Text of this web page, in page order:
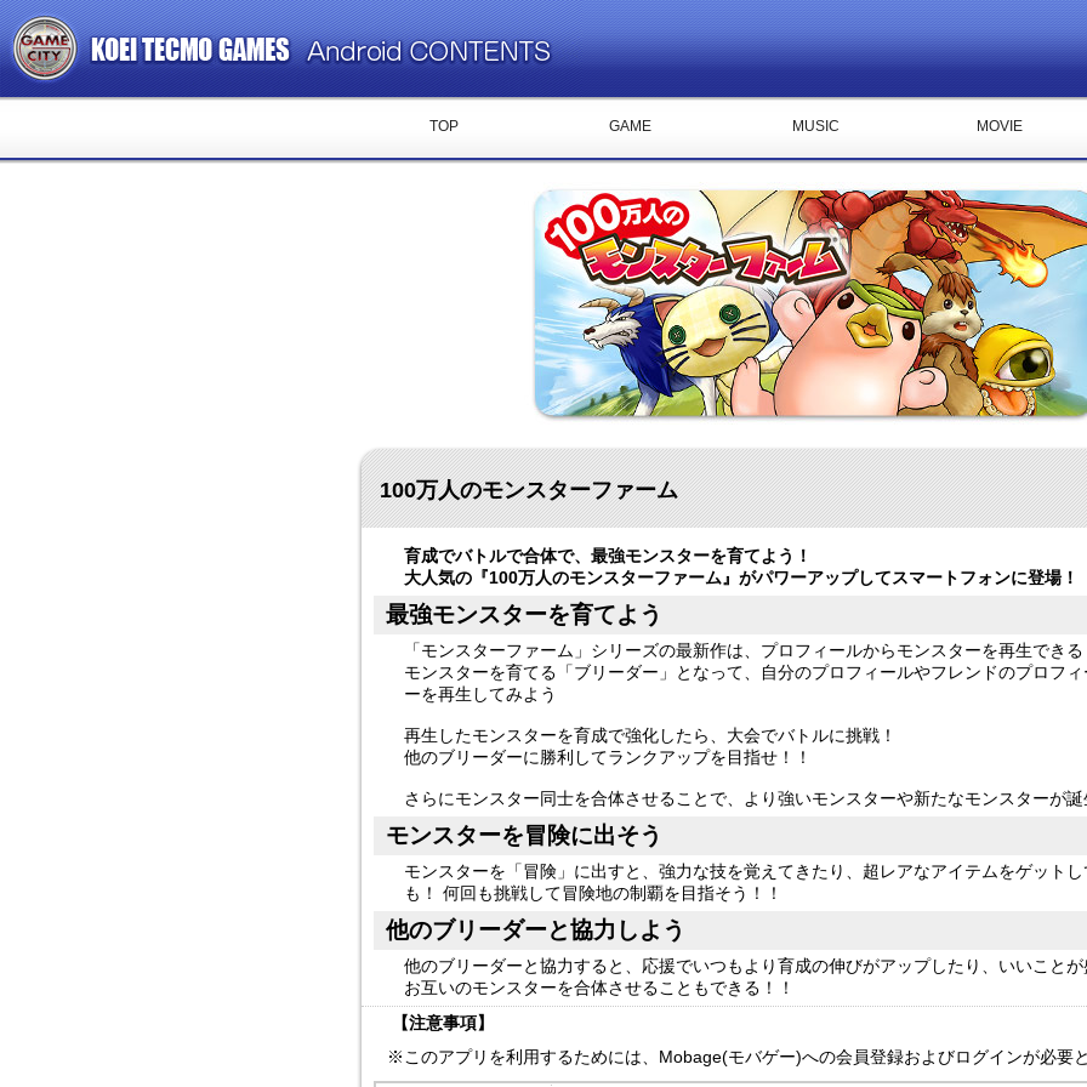
TOP GAME MUSIC MOVIE
100万人のモンスターファーム
育成でバトルで合体で、最強モンスターを育てよう！
大人気の『100万人のモンスターファーム』がパワーアップしてスマートフォンに登場！
最強モンスターを育てよう
「モンスターファーム」シリーズの最新作は、プロフィールからモンスターを再生できる
モンスターを育てる「ブリーダー」となって、自分のプロフィールやフレンドのプロフ
ーを再生してみよう
再生したモンスターを育成で強化したら、大会でバトルに挑戦！
他のブリーダーに勝利してランクアップを目指せ！！
さらにモンスター同士を合体させることで、より強いモンスターや新たなモンスターが誕
モンスターを冒険に出そう
モンスターを「冒険」に出すと、強力な技を覚えてきたり、超レアなアイテムをゲット
も！ 何回も挑戦して冒険地の制覇を目指そう！！
他のブリーダーと協力しよう
他のブリーダーと協力すると、応援でいつもより育成の伸びがアップしたり、いいこと
お互いのモンスターを合体させることもできる！！
【注意事項】
※このアプリを利用するためには、Mobage(モバゲー)への会員登録およびログインが必要